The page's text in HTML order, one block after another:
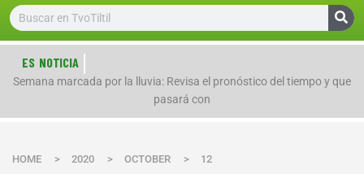
ES NOTICIA
Semana marcada por la lluvia: Revisa el pronóstico del tiempo y que
pasará con
HOME > 2020 > OCTOBER > 12